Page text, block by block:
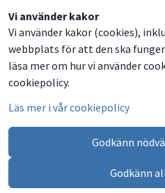
Vi använder kakor
Vi använder kakor (cookies),
webbplats för att den ska
läsa mer om hur vi använder
cookiepolicy.
Läs mer i vår cookiepolicy
Godkänn
Godkänn
Dela
på
Facebook
Dela
på
Twitter
Dela
på
LinkedIn
Dela
via
email
Besök
oss
på
Facebook